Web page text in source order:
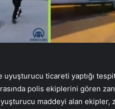
uyuşturucu ticareti yaptığı
polis ekiplerini gören
maddeyi alan ekipler,